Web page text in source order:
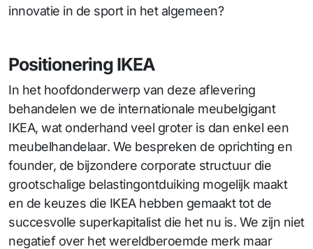
innovatie in de sport in het algemeen?
Positionering IKEA
In het hoofdonderwerp van deze aflevering
behandelen we de internationale meubelgigant
IKEA, wat onderhand veel groter is dan enkel een
meubelhandelaar. We bespreken de oprichting en
founder, de bijzondere corporate structuur die
grootschalige belastingontduiking mogelijk maakt
en de keuzes die IKEA hebben gemaakt tot de
succesvolle superkapitalist die het nu is. We zijn niet
negatief over het wereldberoemde merk maar